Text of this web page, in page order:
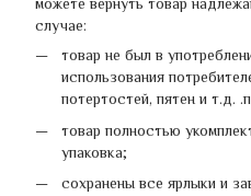
случае:
товар не был в
использования
потертостей, пятен и т.д.
товар полностью
упаковка;
сохранены все ярлыки и